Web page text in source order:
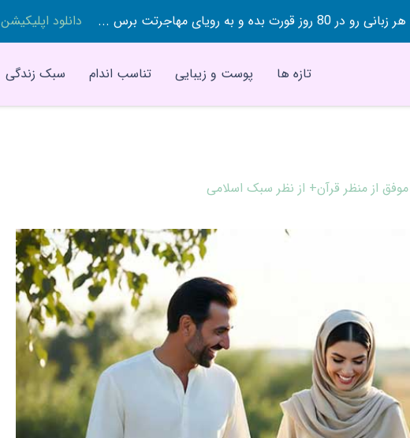
هر زبانی رو در 80 روز قورت بده و به رویای مهاجرتت برس ... دانلود اپلیکیشن
تازه ها پوست و زیبایی تناسب اندام سبک زندگی